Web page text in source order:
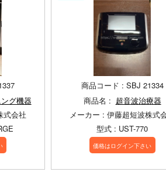
グ機器
式会社
商品コード : SBJ 21334
商品名 : 超音波治療器
メーカー : 伊藤超短波株式
型式 : UST-770
価格はログイン下さい